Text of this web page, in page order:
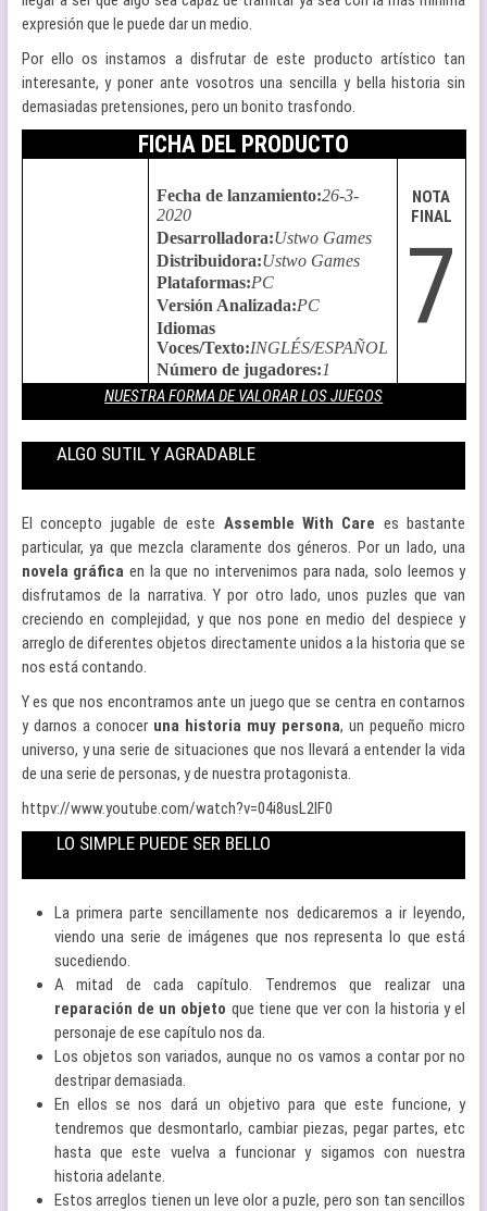
expresión que le puede dar un medio.
Por ello os instamos a disfrutar de este producto artístico tan
interesante, y poner ante vosotros una sencilla y bella historia sin
demasiadas pretensiones, pero un bonito trasfondo.
FICHA DEL PRODUCTO
Fecha de lanzamiento:26-3-
2020
Desarrolladora:Ustwo Games
Distribuidora:Ustwo Games
Plataformas:PC
Versión Analizada:PC
Idiomas
Voces/Texto:INGLÉS/ESPAÑOL
Número de jugadores:1
NOTA
FINAL
7
NUESTRA FORMA DE VALORAR LOS JUEGOS
ALGO SUTIL Y AGRADABLE
El concepto jugable de este Assemble With Care es bastante
particular, ya que mezcla claramente dos géneros. Por un lado, una
novela gráfica en la que no intervenimos para nada, solo leemos y
disfrutamos de la narrativa. Y por otro lado, unos puzles que van
creciendo en complejidad, y que nos pone en medio del despiece y
arreglo de diferentes objetos directamente unidos a la historia que se
nos está contando.
Y es que nos encontramos ante un juego que se centra en contarnos
y darnos a conocer una historia muy persona, un pequeño micro
universo, y una serie de situaciones que nos llevará a entender la vida
de una serie de personas, y de nuestra protagonista.
httpv://www.youtube.com/watch?v=04i8usL2lF0
LO SIMPLE PUEDE SER BELLO
La primera parte sencillamente nos dedicaremos a ir leyendo,
viendo una serie de imágenes que nos representa lo que está
sucediendo.
A mitad de cada capítulo. Tendremos que realizar una
reparación de un objeto que tiene que ver con la historia y el
personaje de ese capítulo nos da.
Los objetos son variados, aunque no os vamos a contar por no
destripar demasiada.
En ellos se nos dará un objetivo para que este funcione, y
tendremos que desmontarlo, cambiar piezas, pegar partes, etc
hasta que este vuelva a funcionar y sigamos con nuestra
historia adelante.
Estos arreglos tienen un leve olor a puzle, pero son tan sencillos